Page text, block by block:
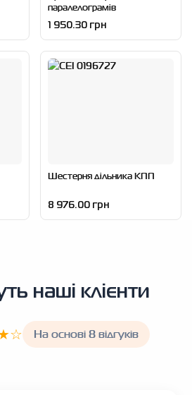
паралелограмів
1 950.30 грн
Шестерня дільника КПП
8 976.00 грн
наші клієнти
На основі 8 відгуків